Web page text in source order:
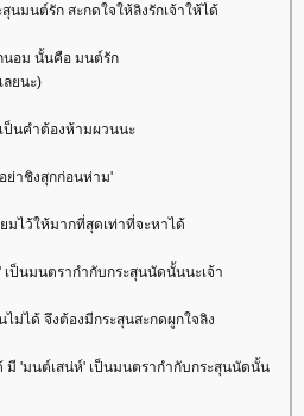
นมนต์รัก สะกดใจให้ลิงรักเจ้าให้ได้
นอม นั้นคือ มนต์รัก
ลยนะ)
ป็นคำต้องห้ามผวนนะ
ย่าชิงสุกก่อนห่าม'
มไว้ให้มากที่สุดเท่าที่จะหาได้
ป็นมนตรากำกับกระสุนนัดนั้นนะเจ้า
ม่ได้ จึงต้องมีกระสุนสะกดผูกใจลิง
มี 'มนต์เสน่ห์' เป็นมนตรากำกับกระสุนนัดนั้น